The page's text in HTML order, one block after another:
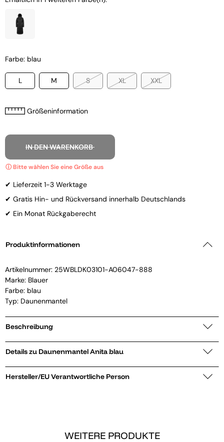
Farbe: blau
L M S XL XXL
Größeninformation
IN DEN WARENKORB
✔ Lieferzeit 1-3 Werktage
✔ Gratis Hin- und Rückversand innerhalb Deutschlands
✔ Ein Monat Rückgaberecht
Produktinformationen
Artikelnummer: 25WBLDK03101-A06047-888
Marke: Blauer
Farbe: blau
Typ: Daunenmantel
Beschreibung
Details zu Daunenmantel Anita blau
Hersteller/EU Verantwortliche Person
WEITERE PRODUKTE